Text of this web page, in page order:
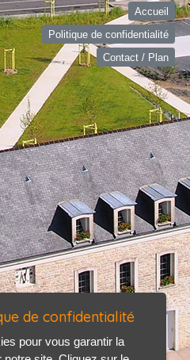
Accueil
Politique de confidentialité
Contact / Plan
de confidentialité
pour vous garantir la